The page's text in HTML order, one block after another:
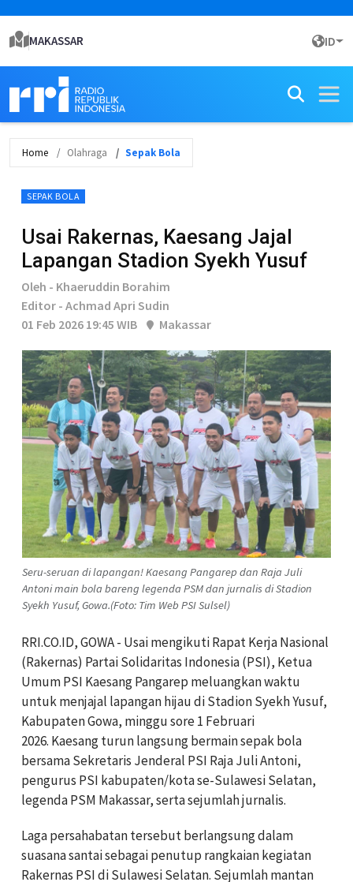
MAKASSAR ID
Home Olahraga Sepak Bola
SEPAK BOLA
Usai Rakernas, Kaesang Jajal
Lapangan Stadion Syekh Yusuf
Oleh - Khaeruddin Borahim
Editor - Achmad Apri Sudin
01 Feb 2026 19:45 WIB
Makassar
Seru-seruan di lapangan! Kaesang Pangarep dan Raja Juli
Antoni main bola bareng legenda PSM dan jurnalis di Stadion
Syekh Yusuf, Gowa.(Foto: Tim Web PSI Sulsel)
RRI.CO.ID, GOWA - Usai mengikuti Rapat Kerja Nasional
(Rakernas) Partai Solidaritas Indonesia (PSI), Ketua
Umum PSI Kaesang Pangarep meluangkan waktu
untuk menjajal lapangan hijau di Stadion Syekh Yusuf,
Kabupaten Gowa, minggu sore 1 Februari
2026. Kaesang turun langsung bermain sepak bola
bersama Sekretaris Jenderal PSI Raja Juli Antoni,
pengurus PSI kabupaten/kota se-Sulawesi Selatan,
legenda PSM Makassar, serta sejumlah jurnalis.
Laga persahabatan tersebut berlangsung dalam
suasana santai sebagai penutup rangkaian kegiatan
Rakernas PSI di Sulawesi Selatan. Sejumlah mantan